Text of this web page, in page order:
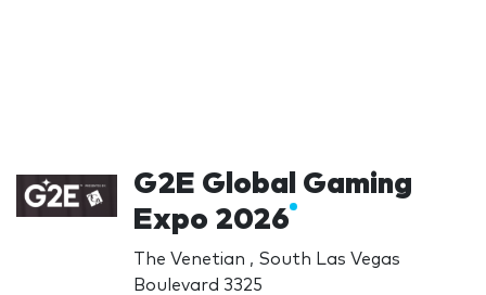
G2E Global Gaming
Expo 2026
The Venetian , South Las Vegas
Boulevard 3325